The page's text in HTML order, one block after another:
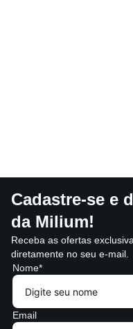
Cadastre-se e
da Milium!
Receba as ofertas
diretamente no seu e-mail.
Nome*
Email